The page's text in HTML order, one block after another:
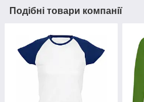
Подібні товари компанії